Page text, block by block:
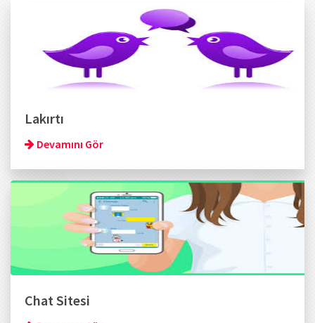
Lakırtı
Devamını Gör
Chat Sitesi